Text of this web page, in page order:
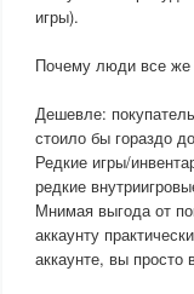
игры).
Почему люди все
Дешевле:
стоило бы гораздо
Редкие игры/
редкие
Мнимая выгода от
аккаунту
аккаунте, вы просто